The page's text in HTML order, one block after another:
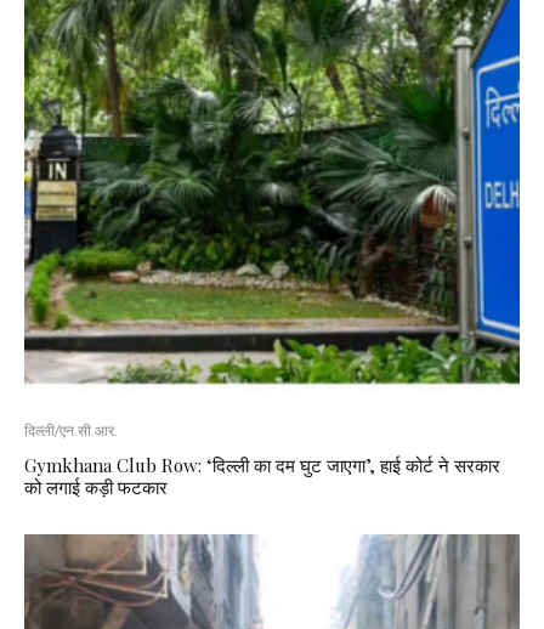
दिल्ली/एन.सी.आर.
Gymkhana Club Row: ‘दिल्ली का दम घुट जाएगा’, हाई कोर्ट ने सरकार
को लगाई कड़ी फटकार